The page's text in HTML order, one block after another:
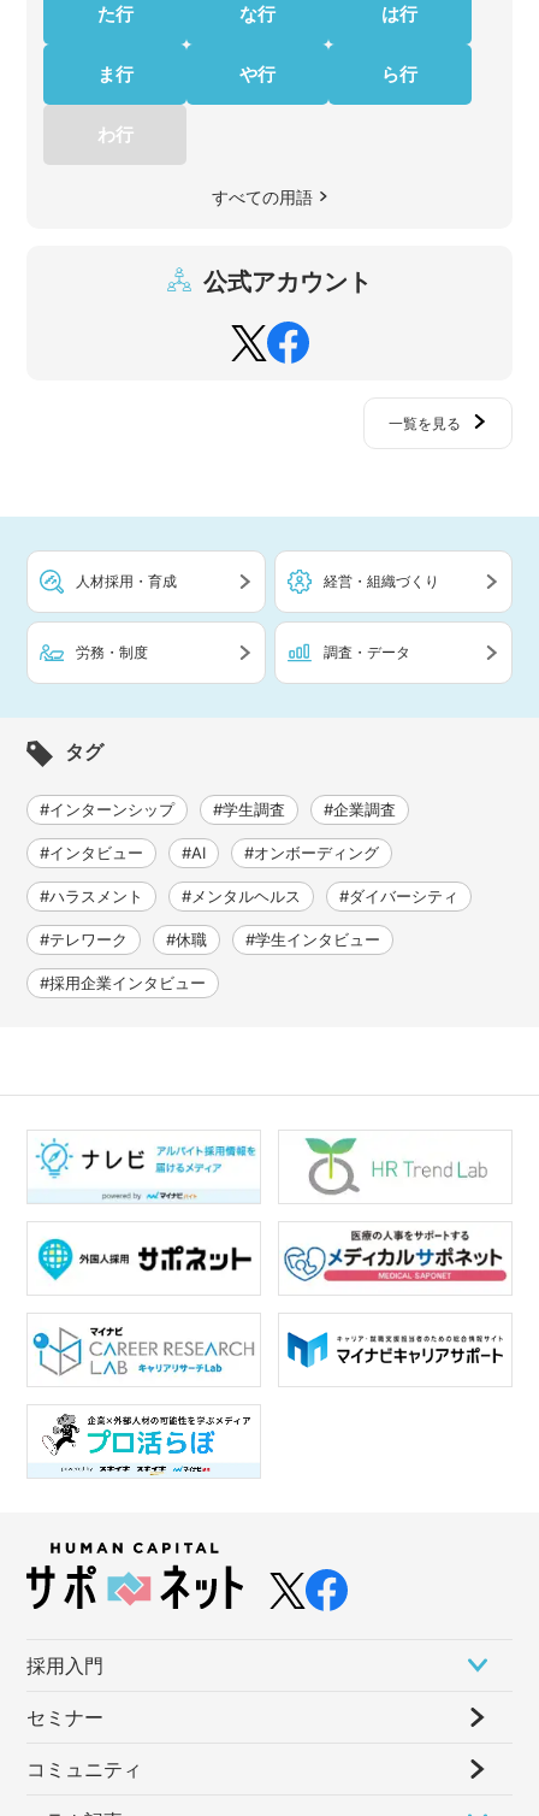
た行 な行 は行
ま行 や行 ら行
わ行
すべての用語
公式アカウント
一覧を見る
人材採用・育成 経営・組織づくり
労務・制度 調査・データ
タグ
#インターンシップ #学生調査 #企業調査
#インタビュー #AI #オンボーディング
#ハラスメント #メンタルヘルス #ダイバーシティ
#テレワーク #休職 #学生インタビュー
#採用企業インタビュー
採⽤⼊⾨
セミナー
コミュニティ